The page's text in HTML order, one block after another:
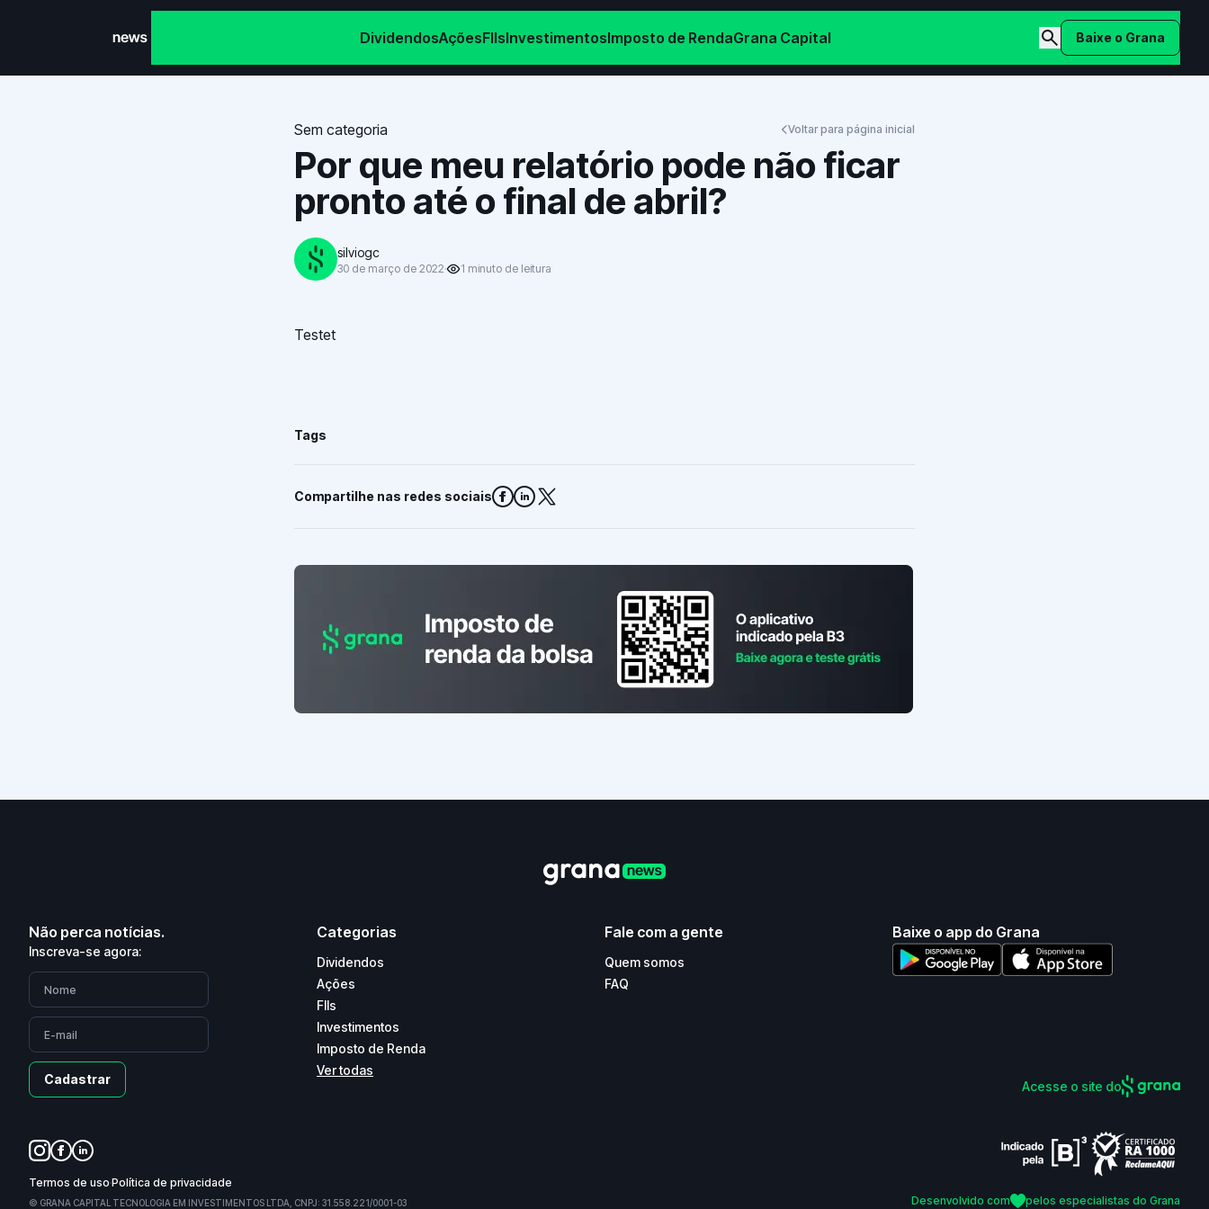
DividendosAçõesFIIsInvestimentosImposto de RendaGrana Capital Baixe o Grana
Sem categoria Voltar para página inicial
Por que meu relatório pode não ficar
pronto até o final de abril?
silviogc
30 de março de 2022 1 minuto de leitura
Testet
Tags
Compartilhe nas redes sociais
Não perca notícias.
Inscreva-se agora:
Cadastrar
Categorias
Dividendos
Ações
FIIs
Investimentos
Imposto de Renda
Ver todas
Fale com a gente
Quem somos
FAQ
Baixe o app do Grana
Acesse o site do
Termos de uso Política de privacidade
© GRANA CAPITAL TECNOLOGIA EM INVESTIMENTOS LTDA, CNPJ: 31.558.221/0001-03 Desenvolvido com pelos especialistas do Grana